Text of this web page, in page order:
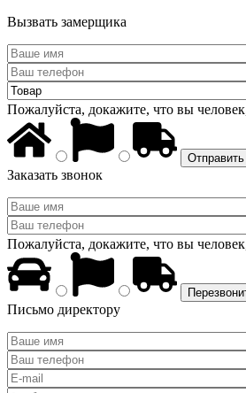
Вызвать замерщика
Пожалуйста, докажите, что вы
Заказать звонок
Пожалуйста, докажите, что вы
Письмо директору